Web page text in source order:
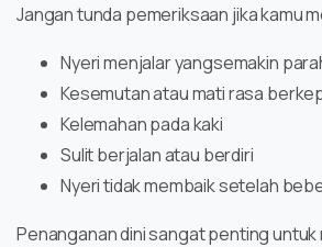
Jangan tunda pemeriksaan jika kamu
Nyeri menjalar yangsemakin
Kesemutan atau mati rasa
Kelemahan pada kaki
Sulit berjalan atau berdiri
Nyeri tidak membaik setelah
Penanganan dini sangat penting